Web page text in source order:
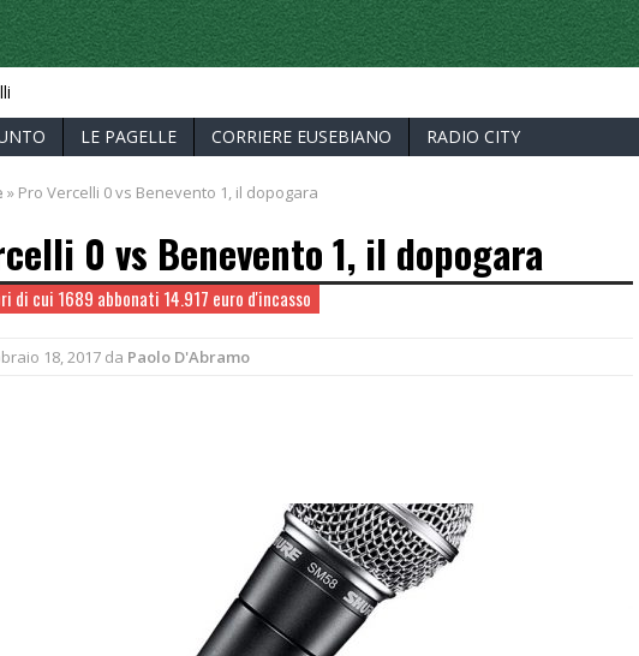
VERCELLI
LE PAGELLE CORRIERE EUSEBIANO RADIO CITY
» Pro Vercelli 0 vs Benevento 1, il dopogara
0 vs Benevento 1, il dopogara
di cui 1689 abbonati 14.917 euro d'incasso
18, 2017 da Paolo D'Abramo